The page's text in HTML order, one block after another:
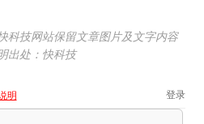
科技网站保留文章图片及文字内容
出处：快科技
明 登录